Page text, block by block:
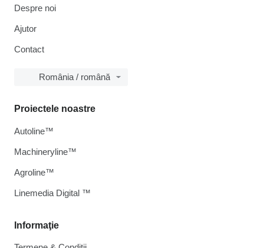
Despre noi
Ajutor
Contact
România / română
Informaţie
Proiectele noastre
Autoline™
Machineryline™
Agroline™
Linemedia Digital ™